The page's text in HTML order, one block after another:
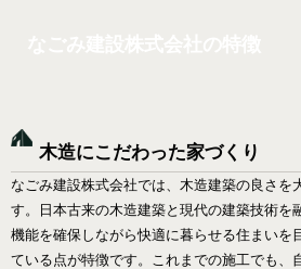
木造にこだわった家づくり
なごみ建設株式会社では、木造建築の良さを
す。日本古来の木造建築と現代の建築技術を
機能を確保しながら快適に暮らせる住まいを
ている点が特徴です。これまでの施工でも、